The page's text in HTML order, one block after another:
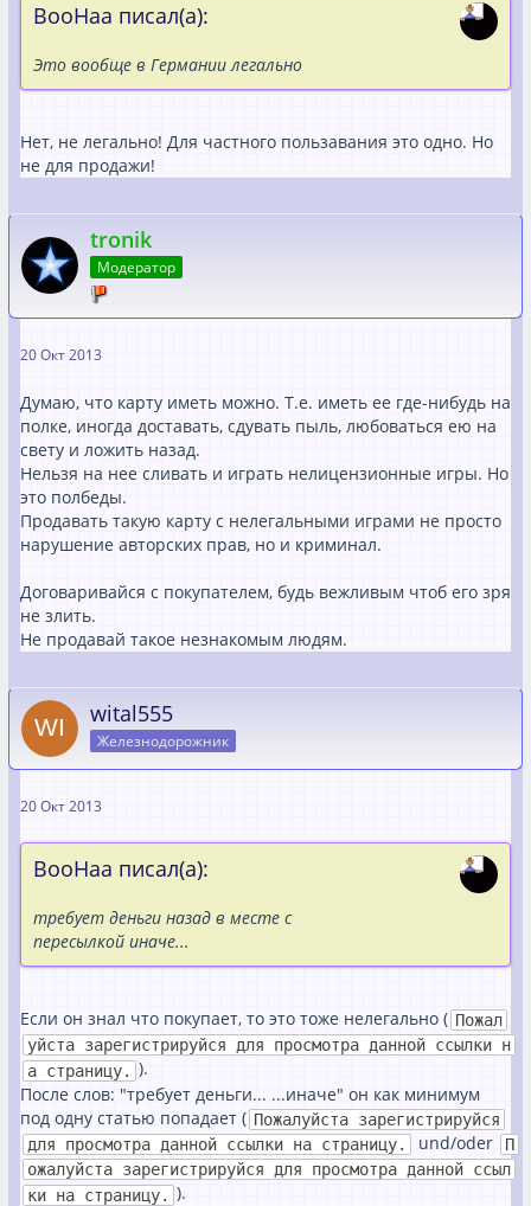
ВооНаа писал(а):
Это вообще в Германии легально
Нет, не легально! Для частного пользавания это одно. Но
не для продажи!
tronik
Модератор
20 Окт 2013
Думаю, что карту иметь можно. Т.е. иметь ее где-нибудь на
полке, иногда доставать, сдувать пыль, любоваться ею на
свету и ложить назад.
Нельзя на нее сливать и играть нелицензионные игры. Но
это полбеды.
Продавать такую карту с нелегальными играми не просто
нарушение авторских прав, но и криминал.
Договаривайся с покупателем, будь вежливым чтоб его зря
не злить.
Не продавай такое незнакомым людям.
wital555
Железнодорожник
20 Окт 2013
ВооНаа писал(а):
требует деньги назад в месте с
пересылкой иначе...
Если он знал что покупает, то это тоже нелегально ( Пожал
уйста зарегистрируйся для просмотра данной ссылки н
а страницу. ).
После слов: "требует деньги... ...иначе" он как минимум
под одну статью попадает ( Пожалуйста зарегистрируйся
для просмотра данной ссылки на страницу.
und/oder
П
ожалуйста зарегистрируйся для просмотра данной ссыл
ки на страницу. ).